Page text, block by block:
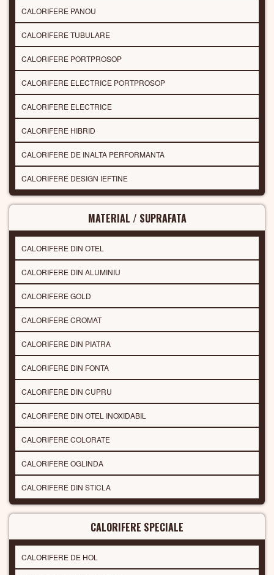
CALORIFERE PANOU
CALORIFERE TUBULARE
CALORIFERE PORTPROSOP
CALORIFERE ELECTRICE PORTPROSOP
CALORIFERE ELECTRICE
CALORIFERE HIBRID
CALORIFERE DE INALTA PERFORMANTA
CALORIFERE DESIGN IEFTINE
MATERIAL / SUPRAFATA
CALORIFERE DIN OTEL
CALORIFERE DIN ALUMINIU
CALORIFERE GOLD
CALORIFERE CROMAT
CALORIFERE DIN PIATRA
CALORIFERE DIN FONTA
CALORIFERE DIN CUPRU
CALORIFERE DIN OTEL INOXIDABIL
CALORIFERE COLORATE
CALORIFERE OGLINDA
CALORIFERE DIN STICLA
CALORIFERE SPECIALE
CALORIFERE DE HOL